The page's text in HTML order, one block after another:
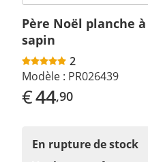
Père Noël planche
sapin
2
Modèle : PR026439
€44,90
En rupture de stock